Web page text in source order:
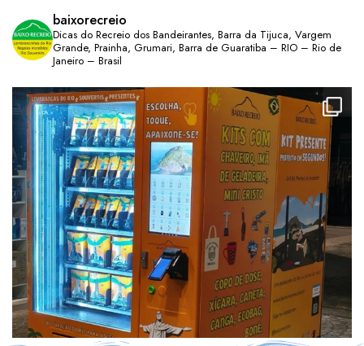
baixorecreio
Dicas do Recreio dos Bandeirantes, Barra da Tijuca, Vargem
Grande, Prainha, Grumari, Barra de Guaratiba – RIO – Rio de
Janeiro – Brasil